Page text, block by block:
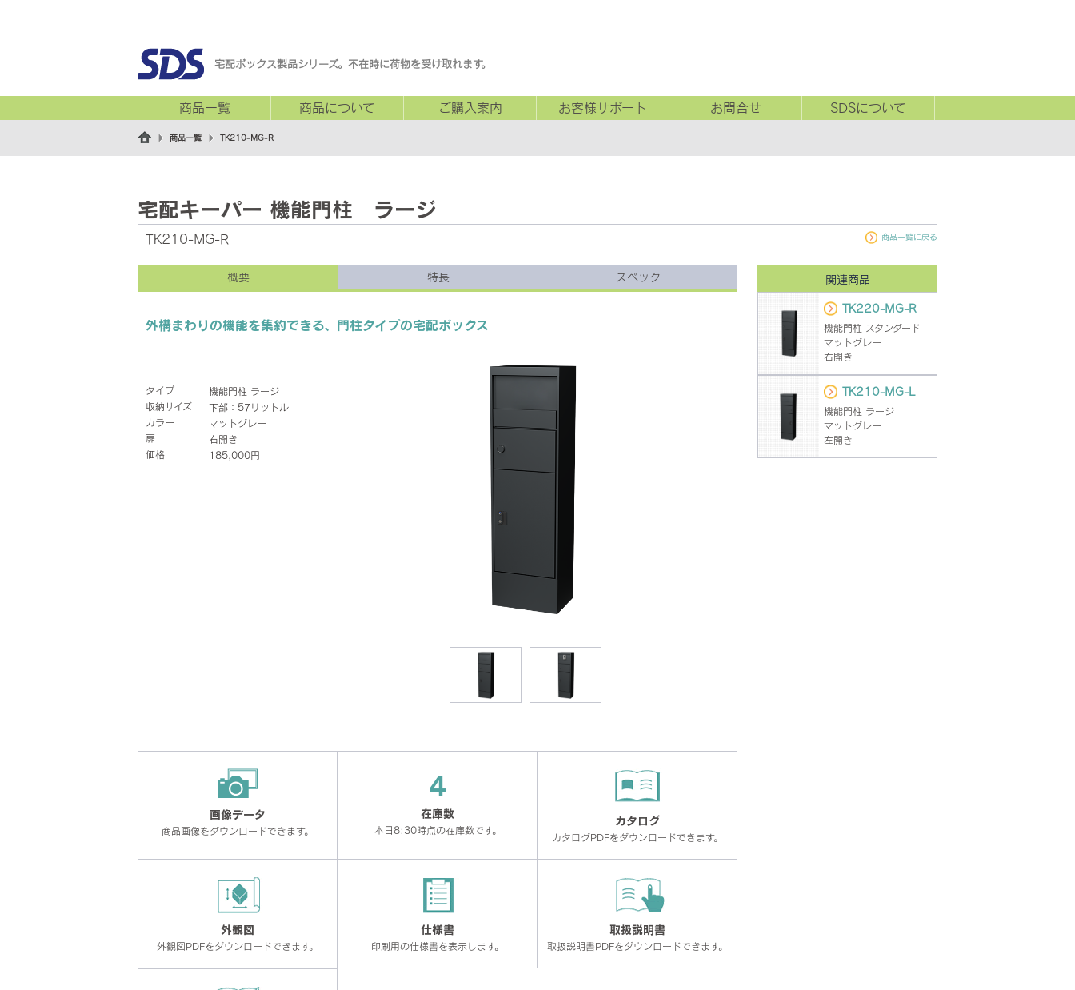
宅配ボックス製品シリーズ。不在時に荷物を受け取れます。
商品一覧 商品について ご購入案内 お客様サポート お問合せ SDSについて
商品一覧 TK210-MG-R
宅配キーパー 機能門柱 ラージ
TK210-MG-R 商品一覧に戻る
概要 特長 スペック
外構まわりの機能を集約できる、門柱タイプの宅配ボックス
タイプ
機能門柱 ラージ
収納サイズ
下部：57リットル
カラー
マットグレー
扉
右開き
価格
185,000円
画像データ
商品画像をダウンロードできます。
4
在庫数
本日8:30時点の在庫数です。
カタログ
カタログPDFをダウンロードできます。
外観図
外観図PDFをダウンロードできます。
仕様書
印刷用の仕様書を表示します。
取扱説明書
取扱説明書PDFをダウンロードできます。
関連商品
TK220-MG-R
機能門柱 スタンダード
マットグレー
右開き
TK210-MG-L
機能門柱 ラージ
マットグレー
左開き